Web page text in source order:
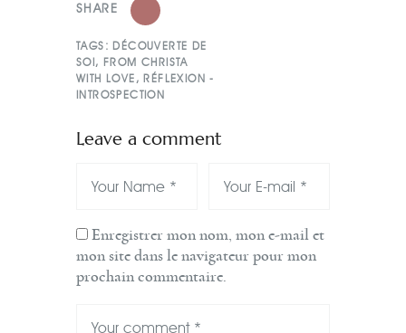
SHARE
TAGS: DÉCOUVERTE DE
SOI, FROM CHRISTA
WITH LOVE , RÉFLEXION -
INTROSPECTION
Leave a comment
Enregistrer mon nom, mon e-mail et
mon site dans le navigateur pour mon
prochain commentaire.